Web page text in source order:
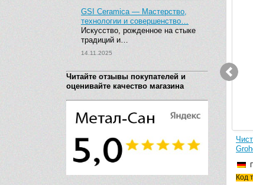
GSI Ceramica — Мастерство,
технологии и совершенство…
Искусство, рожденное на стыке
традиций и…
14.11.2025
Читайте отзывы покупателей и
оценивайте качество магазина
Код